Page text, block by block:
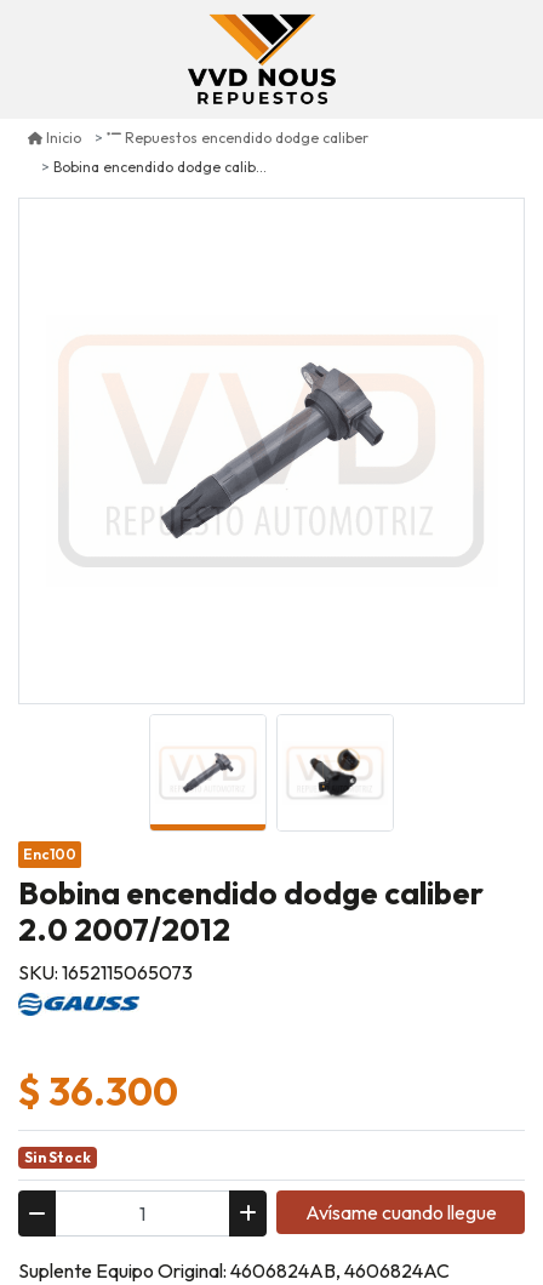
Inicio
Repuestos encendido dodge caliber
Bobina encendido dodge caliber 2.0 2007/2012
Enc100
Bobina encendido dodge caliber
2.0 2007/2012
SKU: 1652115065073
$ 36.300
Sin Stock
Avísame cuando llegue
Suplente Equipo Original: 4606824AB, 4606824AC